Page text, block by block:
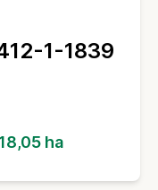
1-1839
ha